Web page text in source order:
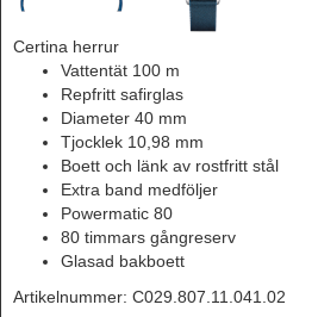
Certina herrur
Vattentät 100 m
Repfritt safirglas
Diameter 40 mm
Tjocklek 10,98 mm
Boett och länk av rostfritt stål
Extra band medföljer
Powermatic 80
80 timmars gångreserv
Glasad bakboett
Artikelnummer: C029.807.11.041.02